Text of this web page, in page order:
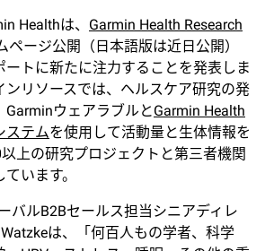
Healthは、 Garmin Health Research
ページ公開（日本語版は近日公開）
ートに新たに注力することを発表しま
ンリソースでは、ヘルスケア研究の発
ウェアラブルと Garmin Health
ステムを使用して活動量と生体情報を
上の研究プロジェクトと第三者機関
います。
バルB2Bセールス担当シニアディレ
は、「何百人もの学者、科学